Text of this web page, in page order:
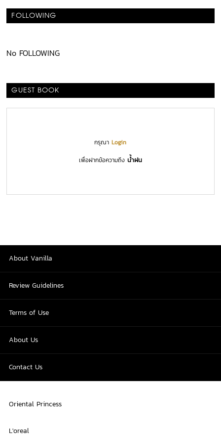
FOLLOWING
No FOLLOWING
GUEST BOOK
กรุณาLogin
เพื่อฝากข้อความถึง น้ำฝน
About Vanilla
Review Guidelines
Terms of Use
About Us
Contact Us
Oriental Princess
L'oreal